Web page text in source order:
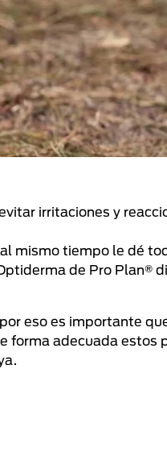
irritaciones y
mismo tiempo le dé
de Pro Plan®
eso es importante
forma adecuada estos